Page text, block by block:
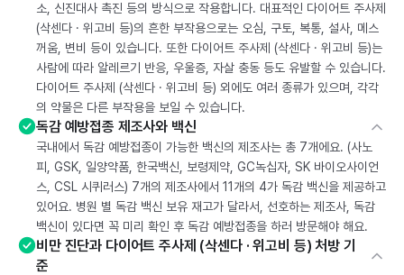
소, 신진대사 촉진 등의 방식으로 작용합니다. 대표적인 다이어트 주사제
(삭센다 · 위고비 등)의 흔한 부작용으로는 오심, 구토, 복통, 설사, 메스
꺼움, 변비 등이 있습니다. 또한 다이어트 주사제 (삭센다 · 위고비 등)는
사람에 따라 알레르기 반응, 우울증, 자살 충동 등도 유발할 수 있습니다.
다이어트 주사제 (삭센다 · 위고비 등) 외에도 여러 종류가 있으며, 각각
의 약물은 다른 부작용을 보일 수 있습니다.
독감 예방접종 제조사와 백신
국내에서 독감 예방접종이 가능한 백신의 제조사는 총 7개에요. (사노
피, GSK, 일양약품, 한국백신, 보령제약, GC녹십자, SK 바이오사이언
스, CSL 시퀴러스) 7개의 제조사에서 11개의 4가 독감 백신을 제공하고
있어요. 병원 별 독감 백신 보유 재고가 달라서, 선호하는 제조사, 독감
백신이 있다면 꼭 미리 확인 후 독감 예방접종을 하러 방문해야 해요.
비만 진단과 다이어트 주사제 (삭센다 · 위고비 등) 처방 기
준